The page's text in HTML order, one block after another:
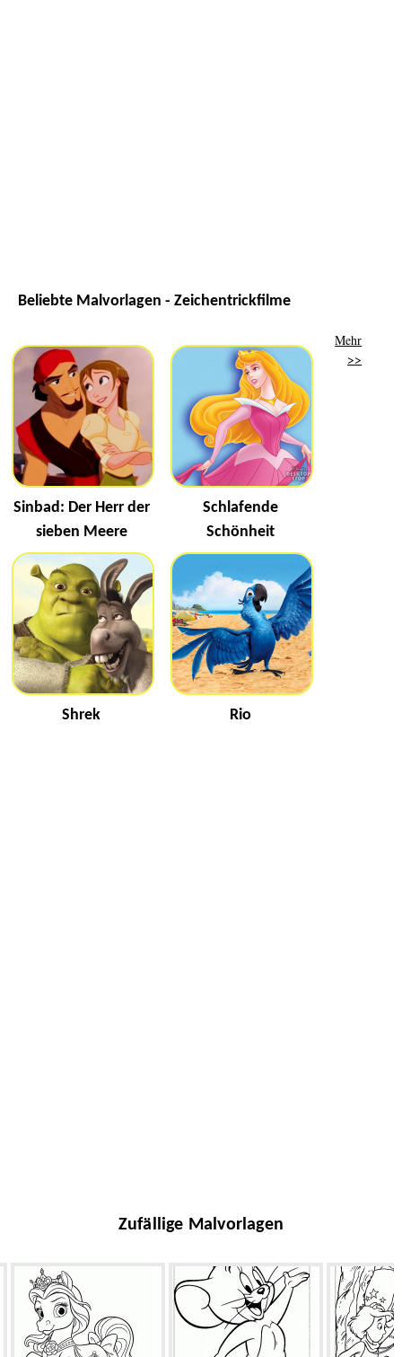
Beliebte Malvorlagen - Zeichentrickfilme
Sinbad: Der Herr der
sieben Meere
Schlafende
Schönheit
Shrek Rio
Mehr
>>
Zufällige Malvorlagen